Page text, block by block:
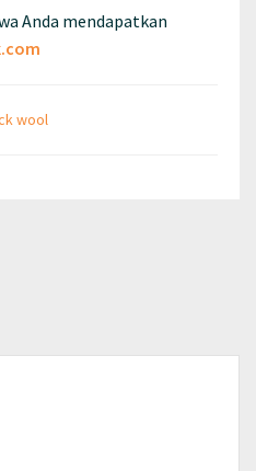
Anda mendapatkan
wool